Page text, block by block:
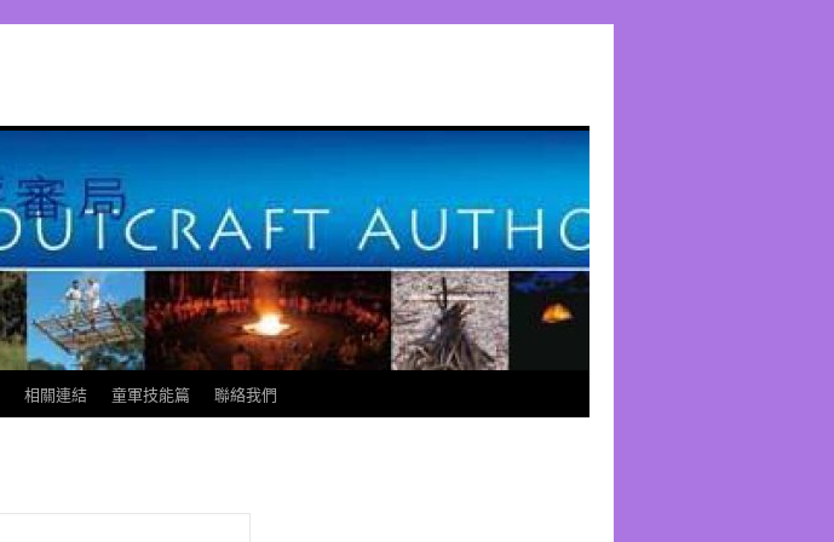
相關連結 童軍技能篇 聯絡我們